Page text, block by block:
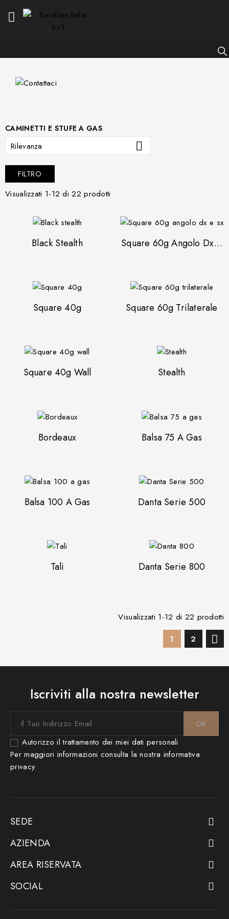

CAMINETTI E STUFE A GAS
Rilevanza 
FILTRO
Visualizzati 1-12 di 22 prodotti
Black Stealth Square 60g Angolo Dx...
Square 40g Square 60g Trilaterale
Square 40g Wall Stealth
Bordeaux Balsa 75 A Gas
Balsa 100 A Gas Danta Serie 500
Tali Danta Serie 800
Visualizzati 1-12 di 22 prodotti
1
2 
Iscriviti alla nostra newsletter
Autorizzo il trattamento dei miei dati personali
Per maggiori informazioni consulta la nostra informativa
privacy
SEDE 
AZIENDA 
AREA RISERVATA 
SOCIAL 